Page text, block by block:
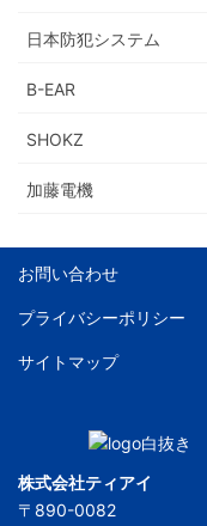
日本防犯システム
B-EAR
SHOKZ
加藤電機
お問い合わせ
プライバシーポリシー
サイトマップ
株式会社ティアイ
〒890-0082